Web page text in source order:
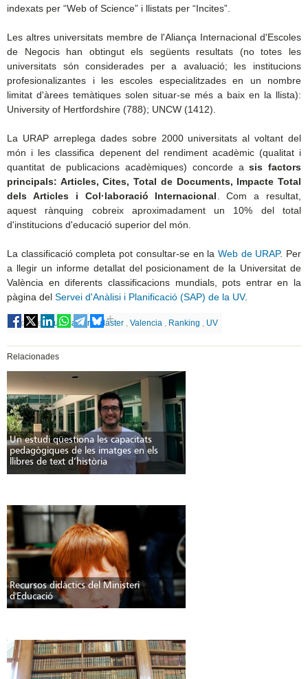
indexats per “Web of Science” i llistats per “Incites”.
Les altres universitats membre de l'Aliança Internacional d'Escoles
de Negocis han obtingut els següents resultats (no totes les
universitats són considerades per a avaluació; les institucions
profesionalizantes i les escoles especialitzades en un nombre
limitat d'àrees temàtiques solen situar-se més a baix en la llista):
University of Hertfordshire (788); UNCW (1412).
La URAP arreplega dades sobre 2000 universitats al voltant del
món i les classifica depenent del rendiment acadèmic (qualitat i
quantitat de publicacions acadèmiques) concorde asis factors
principals: Articles, Cites, Total de Documents, Impacte Total
dels Articles i Col·laboració Internacional . Com a resultat,
aquest rànquing cobreix aproximadament un 10% del total
d'institucions d'educació superior del món.
La classificació completa pot consultar-se en la Web de URAP. Per
a llegir un informe detallat del posicionament de la Universitat de
València en diferents classificacions mundials, pots entrar en la
pàgina delServei d'Anàlisi i Planificació (SAP) de la UV.
Etiquetes Publicación,Máster ,Valencia Ranking UV
Relacionades
Un estudi qüestiona les capacitats
pedagògiques de les imatges en els
llibres de text d’història
Recursos didàctics del Ministeri
d'Educació